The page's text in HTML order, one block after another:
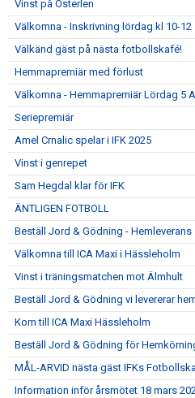
Vinst på Österlen
Välkomna - Inskrivning lördag kl 10-12
Välkänd gäst på nästa fotbollskafé!
Hemmapremiär med förlust
Välkomna - Hemmapremiär Lördag 5
Seriepremiär
Amel Crnalic spelar i IFK 2025
Vinst i genrepet
Sam Hegdal klar för IFK
ÄNTLIGEN FOTBOLL
Beställ Jord & Gödning - Hemleverans
Välkomna till ICA Maxi i Hässleholm
Vinst i träningsmatchen mot Älmhult
Beställ Jord & Gödning vi levererar
Kom till ICA Maxi Hässleholm
Beställ Jord & Gödning för
MÅL-ARVID nästa gäst IFKs
Information inför årsmötet 18 mars